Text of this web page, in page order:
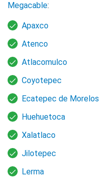
Megacable:
Apaxco
Atenco
Atlacomulco
Coyotepec
Ecatepec de Morelos
Huehuetoca
Xalatlaco
Jilotepec
Lerma